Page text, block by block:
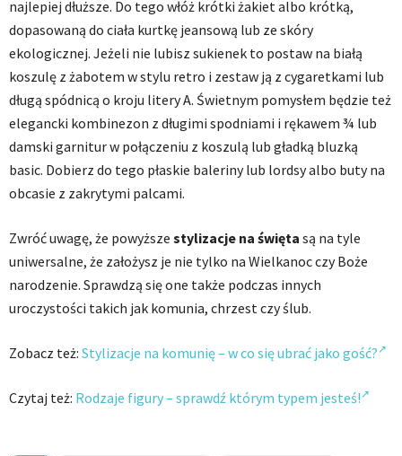
najlepiej dłuższe. Do tego włóż krótki żakiet albo krótką,
dopasowaną do ciała kurtkę jeansową lub ze skóry
ekologicznej. Jeżeli nie lubisz sukienek to postaw na białą
koszulę z żabotem w stylu retro i zestaw ją z cygaretkami lub
długą spódnicą o kroju litery A. Świetnym pomysłem będzie też
elegancki kombinezon z długimi spodniami i rękawem ¾ lub
damski garnitur w połączeniu z koszulą lub gładką bluzką
basic. Dobierz do tego płaskie baleriny lub lordsy albo buty na
obcasie z zakrytymi palcami.
Zwróć uwagę, że powyższe stylizacje na święta są na tyle
uniwersalne, że założysz je nie tylko na Wielkanoc czy Boże
narodzenie. Sprawdzą się one także podczas innych
uroczystości takich jak komunia, chrzest czy ślub.
Zobacz też: Stylizacje na komunię – w co się ubrać jako gość?
Czytaj też: Rodzaje figury – sprawdź którym typem jesteś!